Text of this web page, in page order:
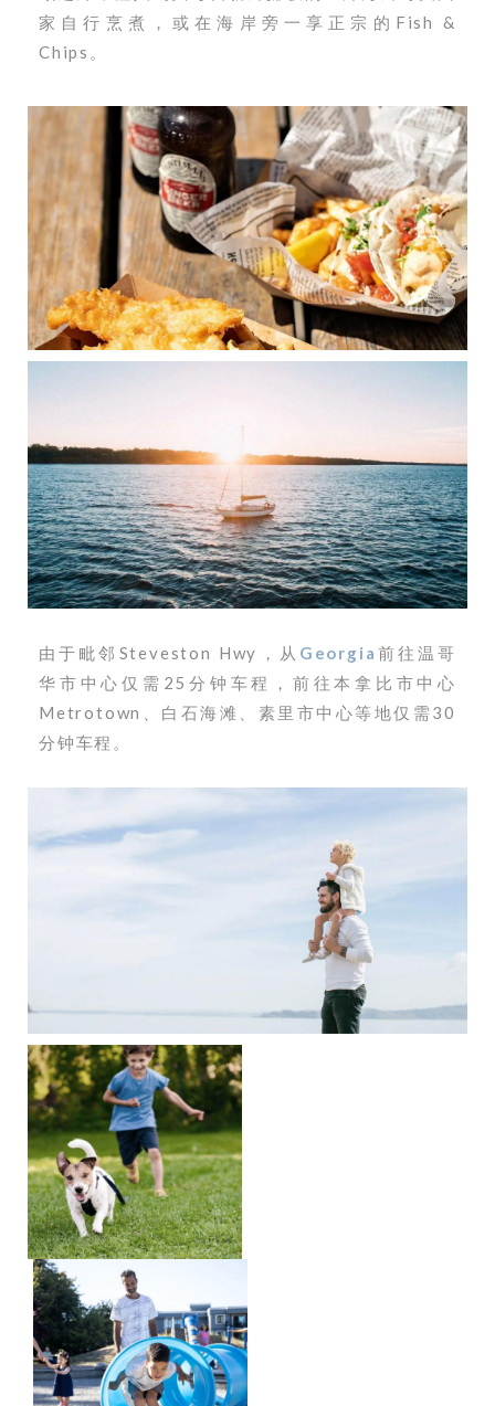
家自行烹煮，或在海岸旁一享正宗的Fish &
Chips。
由于毗邻Steveston Hwy，从 Georgia 前往温哥
华市中心仅需25分钟车程，前往本拿比市中心
Metrotown、白石海滩、素里市中心等地仅需30
分钟车程。